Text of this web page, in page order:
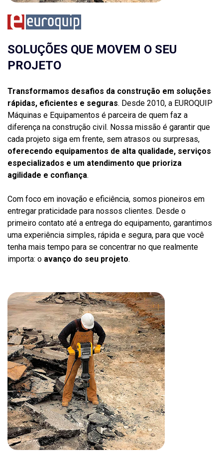
SOLUÇÕES QUE MOVEM O SEU
PROJETO
Transformamos desafios da construção em soluções
rápidas, eficientes e seguras. Desde 2010, a EUROQUIP
Máquinas e Equipamentos é parceira de quem faz a
diferença na construção civil. Nossa missão é garantir que
cada projeto siga em frente, sem atrasos ou surpresas,
oferecendo equipamentos de alta qualidade, serviços
especializados e um atendimento que prioriza
agilidade e confiança.
Com foco em inovação e eficiência, somos pioneiros em
entregar praticidade para nossos clientes. Desde o
primeiro contato até a entrega do equipamento, garantimos
uma experiência simples, rápida e segura, para que você
tenha mais tempo para se concentrar no que realmente
importa: o avanço do seu projeto.